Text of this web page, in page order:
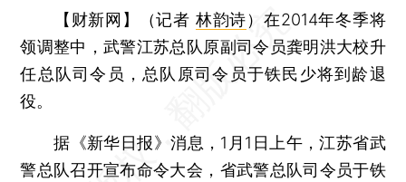
【财新网】（记者 林韵诗） 在2014年冬季将
领调整中，武警江苏总队原副司令员龚明洪大校升
任总队司令员，总队原司令员于铁民少将到龄退
役。
据《新华日报》消息，1月1日上午，江苏省武
警总队召开宣布命令大会，省武警总队司令员于铁